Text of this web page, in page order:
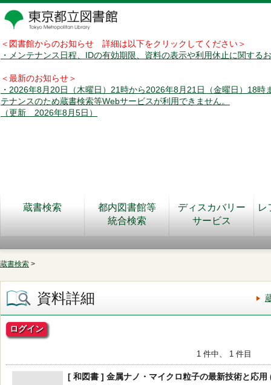
＜図書館からのお知らせ 詳細は以下をクリックしてください＞
・メンテナンス日程、IDの有効期限、資料の表示や利用休止に関する
＜最新のお知らせ＞
・2026年8月20日（木曜日）21時から2026年8月21日（金曜日）18時
テナンスのため蔵書検索等Webサービスが利用できません。
（更新 2026年8月5日）
蔵書検索
都内図書館等
統合検索
ディスカバリー
サービス
レ
蔵書検索 >
資料詳細
ログイン
1 件中、 1 件目
[ 和図書 ] 金属ナノ・マイクロ粒子の最新技術と応